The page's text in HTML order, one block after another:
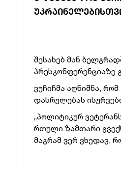
შესახებ მან
პრესკონფერენციაზე
ვუჩიჩმა აღნიშნა,
დასრულებას
„პოლიტიკურ
რთული ზამთარი
მაგრამ ვერ ვხედავ,